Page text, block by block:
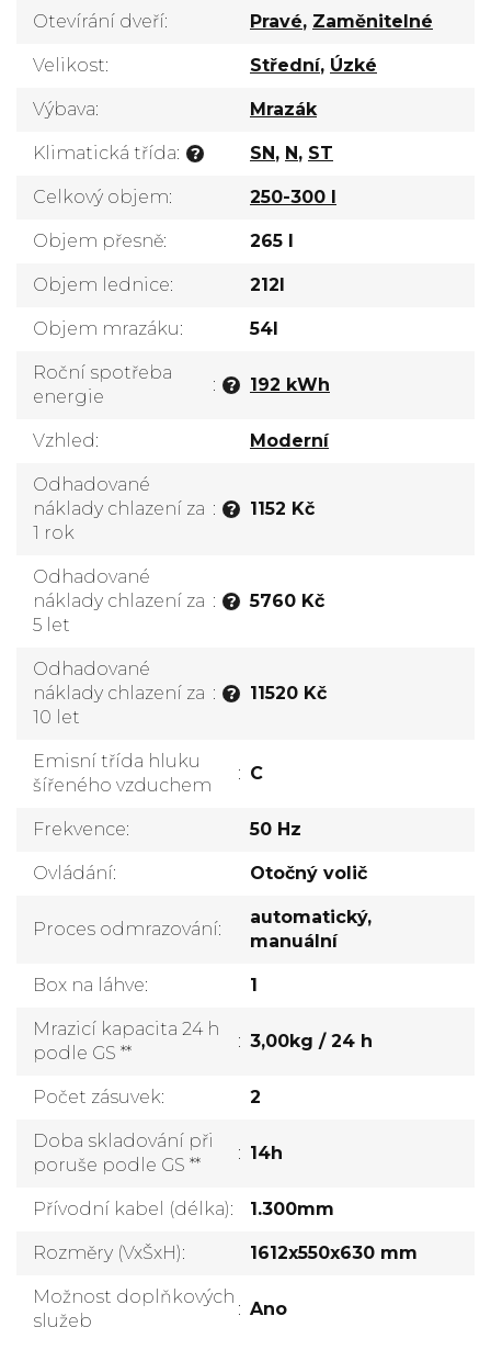
Otevírání dveří: Pravé, Zaměnitelné
Velikost: Střední, Úzké
Výbava: Mrazák
?
Klimatická třída: SN , N , ST
Celkový objem: 250-300 l
Objem přesně: 265 l
Objem lednice: 212l
Objem mrazáku: 54l
?
Roční spotřeba
energie
: 192 kWh
Vzhled: Moderní
?
Odhadované
náklady chlazení za
1 rok
: 1152 Kč
?
Odhadované
náklady chlazení za
5 let
: 5760 Kč
?
Odhadované
náklady chlazení za
10 let
: 11520 Kč
Emisní třída hluku
šířeného vzduchem
: C
Frekvence: 50 Hz
Ovládání: Otočný volič
Proces odmrazování:
automatický,
manuální
Box na láhve: 1
Mrazicí kapacita 24 h
podle GS **
: 3,00kg / 24 h
Počet zásuvek: 2
Doba skladování při
poruše podle GS **
: 14h
Přívodní kabel (délka): 1.300mm
Rozměry (VxŠxH): 1612x550x630 mm
Možnost doplňkových
služeb
: Ano